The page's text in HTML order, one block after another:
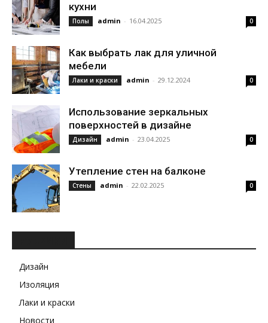
кухни
Полы admin - 16.04.2025 0
Как выбрать лак для уличной
мебели
Лаки и краски admin - 29.12.2024 0
Использование зеркальных
поверхностей в дизайне
Дизайн admin - 23.04.2025 0
Утепление стен на балконе
Стены admin - 22.02.2025 0
Дизайн
Изоляция
Лаки и краски
Новости